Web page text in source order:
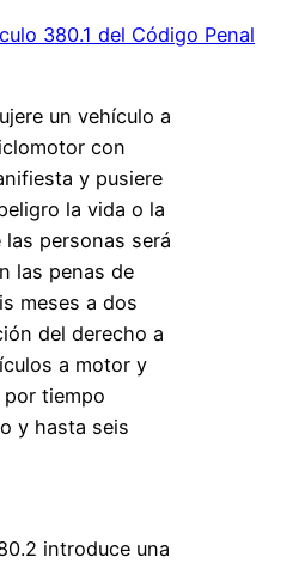
380.1 del Código Penal
un vehículo a
con
y pusiere
la vida o la
personas será
las penas de
meses a dos
del derecho a
a motor y
tiempo
y hasta seis
introduce una